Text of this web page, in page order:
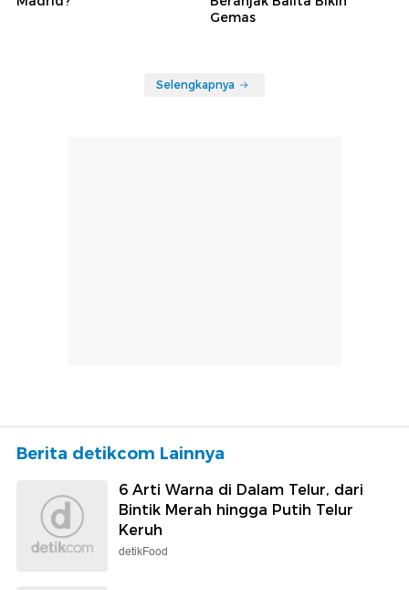
Gemas
Selengkapnya
Berita detikcom Lainnya
6 Arti Warna di Dalam Telur, dari
Bintik Merah hingga Putih Telur
Keruh
detikFood